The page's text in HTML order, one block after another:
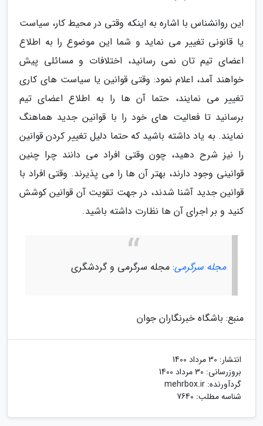
این روانشناس با اشاره به اینکه وقتی در محیط کار، سیاست
یا قانونی تغییر می نماید و شما این موضوع را به اطلاع
اعضای تیم تان نمی رسانید، اختلافات و مسائلی پیش
خواهند آمد، اعلام نمود: وقتی قوانین یا سیاست های کاری
تغییر می نمایند، حتما آن ها را به اطلاع اعضای تیم
برسانید تا فعالیت های خود را با قوانین جدید هماهنگ
نمایند. به یاد داشته باشید که حتما دلیل تغییر کردن قوانین
را نیز شرح دهید، چون وقتی افراد می دانند چرا چنین
قوانینی وجود دارند، بهتر آن ها را می پذیرند. وقتی افراد با
قوانین جدید آشنا شدند، در جهت تقویت آن قوانین کوشش
کنید و بر اجرای آن ها نظارت داشته باشید.
مجله سرگرمی: مجله سرگرمی و گردشگری
منبع: باشگاه خبرنگاران جوان
انتشار: 30 مرداد 1400
بروزرسانی: 30 مرداد 1400
گردآورنده: mehrbox.ir
شناسه مطلب: 7640